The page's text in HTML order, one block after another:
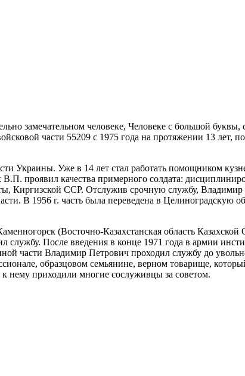
замечательном человеке, Человеке с большой
части 55209 с 1975 года на протяжении 13 лет,
Украины. Уже в 14 лет стал работать помощником
проявил качества примерного солдата:
Киргизской ССР. Отслужив срочную службу,
В 1956 г. часть была переведена в Целиноградскую
(Восточно-Казахстанская область
После введения в конце 1971 года в армии
части Владимир Петрович проходил службу до
образцовом семьянине, верном товарище,
нему приходили многие сослуживцы за советом.